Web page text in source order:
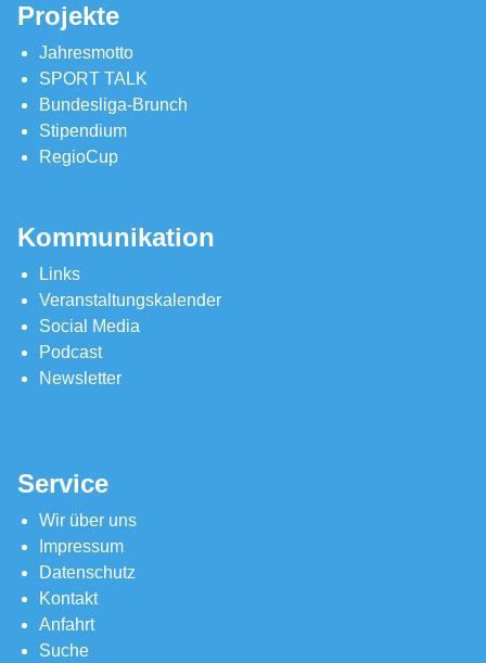
Projekte
Jahresmotto
SPORT TALK
Bundesliga-Brunch
Stipendium
RegioCup
Kommunikation
Links
Veranstaltungskalender
Social Media
Podcast
Newsletter
Service
Wir über uns
Impressum
Datenschutz
Kontakt
Anfahrt
Suche